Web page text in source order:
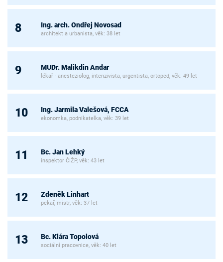
8 Ing. arch. Ondřej Novosad
architekt a urbanista, věk: 38 let
9 MUDr. Malikdin Andar
lékař - anesteziolog, intenzivista, urgentista, ortoped, věk: 49 let
10 Ing. Jarmila Valešová, FCCA
ekonomka, podnikatelka, věk: 39 let
11 Bc. Jan Lehký
inspektor ČIŽP, věk: 43 let
12 Zdeněk Linhart
pekař, mistr, věk: 37 let
13 Bc. Klára Topolová
sociální pracovnice, věk: 40 let